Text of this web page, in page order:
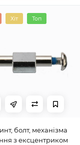
Хіт Топ
болт, механізма
з ексцентриком